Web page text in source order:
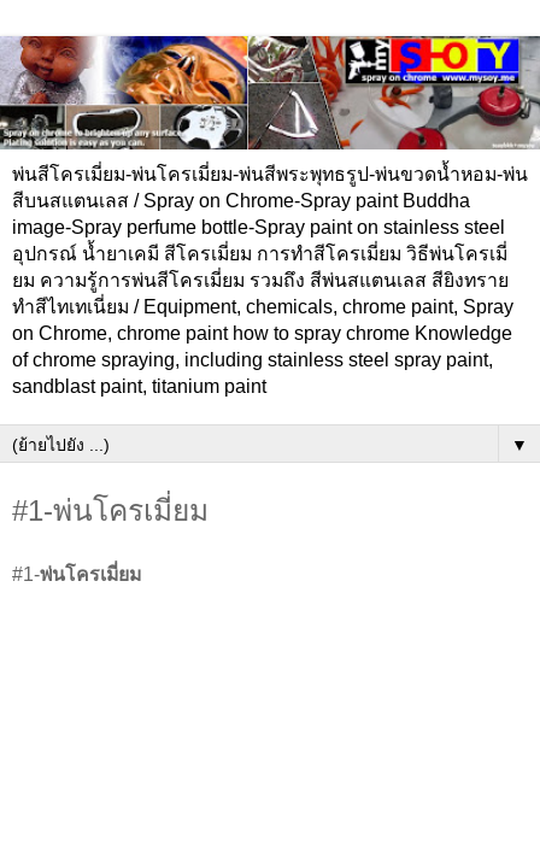
พ่นสีโครเมี่ยม-พ่นโครเมี่ยม-พ่นสีพระพุทธรูป-พ่นขวดน้ำหอม-พ่น
สีบนสแตนเลส / Spray on Chrome-Spray paint Buddha
image-Spray perfume bottle-Spray paint on stainless steel
อุปกรณ์ น้ำยาเคมี สีโครเมี่ยม การทำสีโครเมี่ยม วิธีพ่นโครเมี่
ยม ความรู้การพ่นสีโครเมี่ยม รวมถึง สีพ่นสแตนเลส สียิงทราย
ทำสีไทเทเนี่ยม / Equipment, chemicals, chrome paint, Spray
on Chrome, chrome paint how to spray chrome Knowledge
of chrome spraying, including stainless steel spray paint,
sandblast paint, titanium paint
▼
#1-พ่นโครเมี่ยม
#1-พ่นโครเมี่ยม